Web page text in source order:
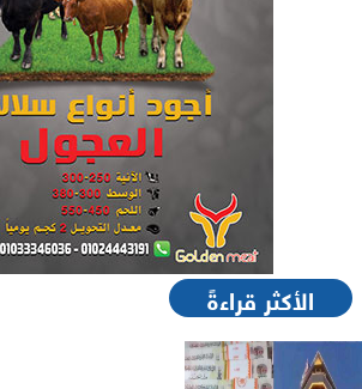
الأكثر قراءةً